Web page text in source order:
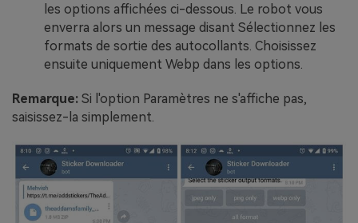
les options affichées ci-dessous. Le robot vous
enverra alors un message disant Sélectionnez les
formats de sortie des autocollants. Choisissez
ensuite uniquement Webp dans les options.
Remarque: Si l'option Paramètres ne s'affiche pas,
saisissez-la simplement.